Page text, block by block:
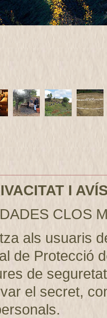
I
CLOS
als usuaris
de Protecció
de
el secret,